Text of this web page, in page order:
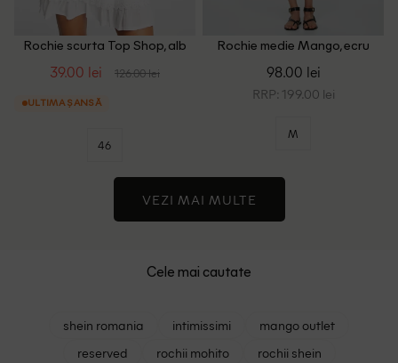
Rochie scurta Top Shop, alb
39.00 lei 126.00 lei
ULTIMA ȘANSĂ
46
Rochie medie Mango, ecru
98.00 lei
RRP: 199.00 lei
M
VEZI MAI MULTE
Cele mai cautate
shein romania intimissimi
mango outlet
reserved
rochii mohito
rochii shein